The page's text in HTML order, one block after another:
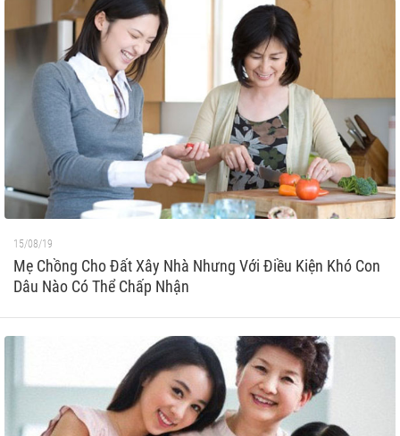
15/08/19
Mẹ Chồng Cho Đất Xây Nhà Nhưng Với Điều Kiện Khó Con
Dâu Nào Có Thể Chấp Nhận